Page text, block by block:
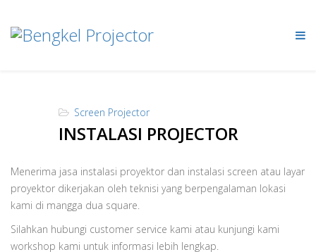
Screen Projector
INSTALASI PROJECTOR
Menerima jasa instalasi proyektor dan instalasi screen atau layar
proyektor dikerjakan oleh teknisi yang berpengalaman lokasi
kami di mangga dua square.
Silahkan hubungi customer service kami atau kunjungi kami
workshop kami untuk informasi lebih lengkap.